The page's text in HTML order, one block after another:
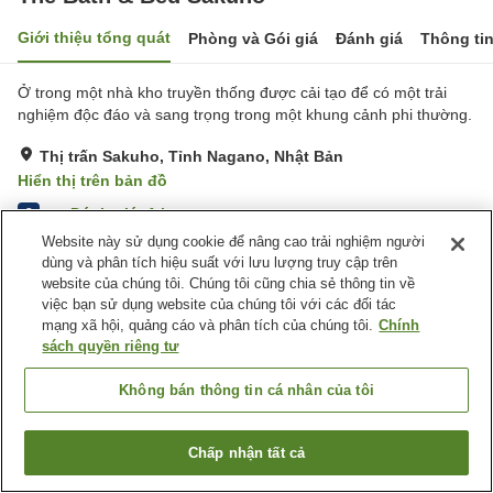
Giới thiệu tổng quát Phòng và Gói giá Đánh giá Thông
Ở trong một nhà kho truyền thống được cải tạo để có một trải
nghiệm độc đáo và sang trọng trong một khung cảnh phi thường.
Thị trấn Sakuho, Tỉnh Nagano, Nhật Bản
Hiển thị trên bản đồ
2 Đánh giá:1lượt
Trang chủ Nhật Bản Tỉnh Nagano
Thị trấn Sakuho
The Bath & Bed Sakuho
Tìm phòng trống
Website này sử dụng cookie để nâng cao trải nghiệm người
dùng và phân tích hiệu suất với lưu lượng truy cập trên
website của chúng tôi. Chúng tôi cũng chia sẻ thông tin về
việc bạn sử dụng website của chúng tôi với các đối tác
mạng xã hội, quảng cáo và phân tích của chúng tôi. Chính
sách quyền riêng tư
Không bán thông tin cá nhân của tôi
Chấp nhận tất cả